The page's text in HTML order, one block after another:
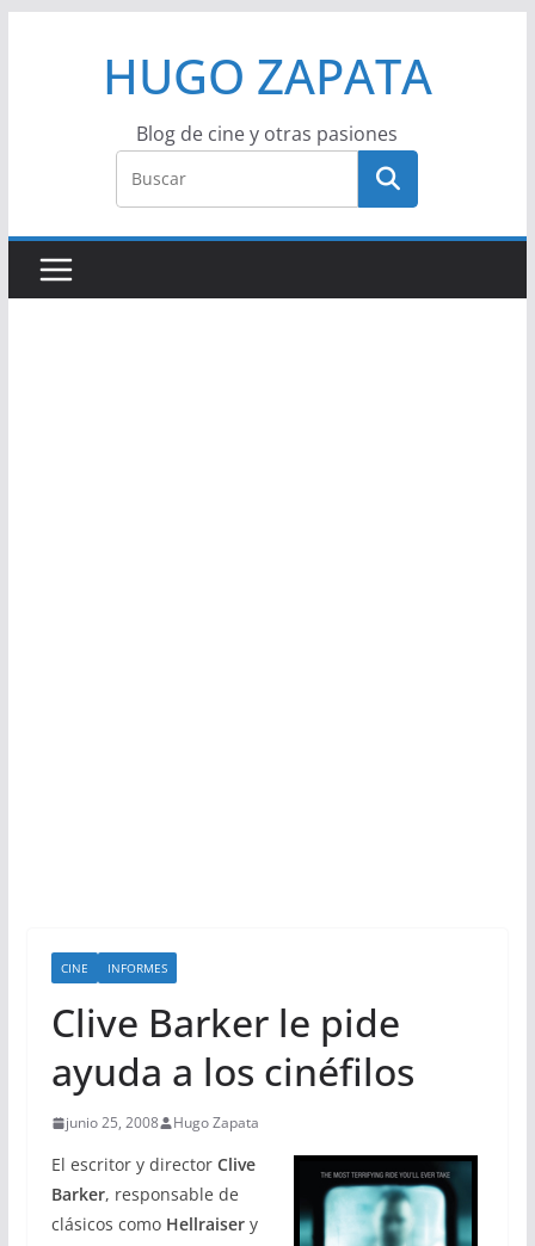
HUGO ZAPATA
Blog de cine y otras pasiones
CINE INFORMES
Clive Barker le pide
ayuda a los cinéfilos
junio 25, 2008 Hugo Zapata
El escritor y directorClive
Barker, responsable de
clásicos como Hellraisery